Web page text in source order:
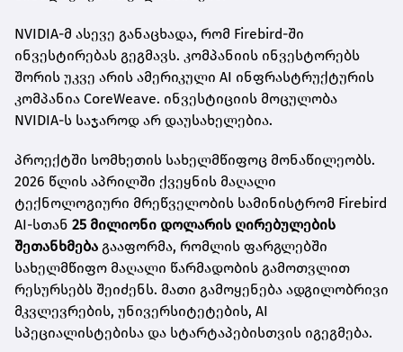
NVIDIA-მ ასევე განაცხადა, რომ Firebird-ში
ინვესტირებას გეგმავს. კომპანიის ინვესტორებს
შორის უკვე არის ამერიკული AI ინფრასტრუქტურის
კომპანია CoreWeave. ინვესტიციის მოცულობა
NVIDIA-ს საჯაროდ არ დაუსახელებია.
პროექტში სომხეთის სახელმწიფოც მონაწილეობს.
2026 წლის აპრილში ქვეყნის მაღალი
ტექნოლოგიური მრეწველობის სამინისტრომ Firebird
AI-სთან 25 მილიონი დოლარის ღირებულების
შეთანხმება გააფორმა, რომლის ფარგლებში
სახელმწიფო მაღალი წარმადობის გამოთვლით
რესურსებს შეიძენს. მათი გამოყენება ადგილობრივი
მკვლევრების, უნივერსიტეტების, AI
სპეციალისტებისა და სტარტაპებისთვის იგეგმება.